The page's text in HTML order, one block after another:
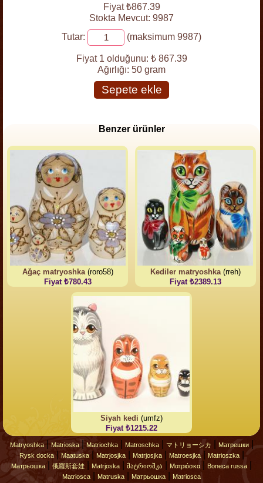
Fiyat ₺867.39
Stokta Mevcut: 9987
Tutar:
(maksimum 9987)
Fiyat 1 olduğunu: ₺ 867.39
Ağırlığı: 50 gram
Sepete ekle
Benzer ürünler
Ağaç matryoshka(roro58)
Fiyat ₺780.43
Kediler matryoshka(rreh)
Fiyat ₺2389.13
Siyah kedi (umfz)
Fiyat ₺1215.22
Matryoshka| Matrioska| Matriochka| Matroschka| マトリョーシカ Матрешки|
Rysk docka| Maatuska| Matrjosjka| Matrjosjka| Matroesjka| Matrioszka|
Матрьошка 俄羅斯套娃 Matrjoska მატრიოშკა Ματριόσκα Boneca russa
Matriosca Matruska Матрьошка Matriosca